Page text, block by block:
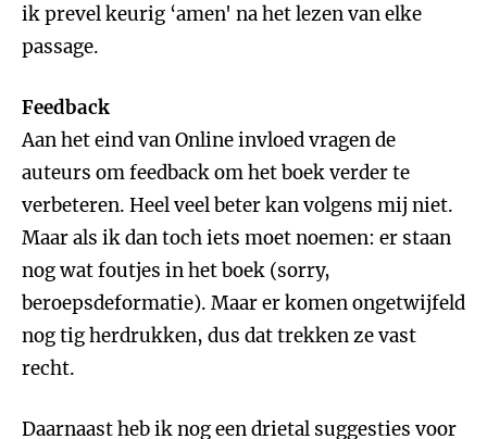
ik prevel keurig ‘amen' na het lezen van elke
passage.
Feedback
Aan het eind van Online invloed vragen de
auteurs om feedback om het boek verder te
verbeteren. Heel veel beter kan volgens mij niet.
Maar als ik dan toch iets moet noemen: er staan
nog wat foutjes in het boek (sorry,
beroepsdeformatie). Maar er komen ongetwijfeld
nog tig herdrukken, dus dat trekken ze vast
recht.
Daarnaast heb ik nog een drietal suggesties voor